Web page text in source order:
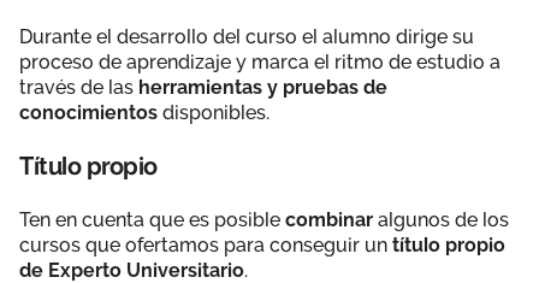
Durante el desarrollo del curso el alumno dirige su
proceso de aprendizaje y marca el ritmo de estudio a
través de las herramientas y pruebas de
conocimientos disponibles.
Título propio
Ten en cuenta que es posible combinar algunos de los
cursos que ofertamos para conseguir un título propio
de Experto Universitario.